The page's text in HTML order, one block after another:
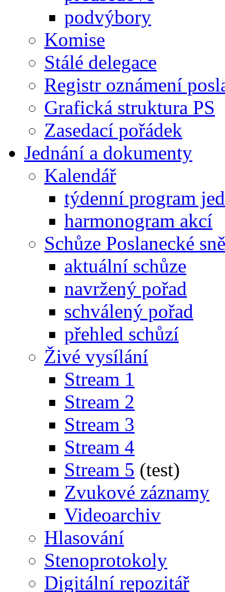
podvýbory
Komise
Stálé delegace
Registr oznámení
Grafická struktura PS
Zasedací pořádek
Jednání a dokumenty
Kalendář
týdenní program
harmonogram akcí
Schůze Poslanecké
aktuální schůze
navržený pořad
schválený pořad
přehled schůzí
Živé vysílání
Stream 1
Stream 2
Stream 3
Stream 4
Stream 5 (test)
Zvukové záznamy
Videoarchiv
Hlasování
Stenoprotokoly
Digitální repozitář